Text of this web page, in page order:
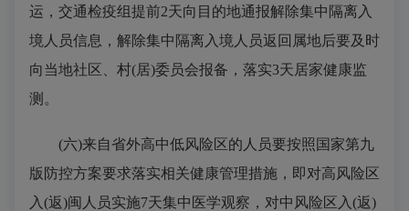
运，交通检疫组提前2天向目的地通报解除集中隔离入
境人员信息，解除集中隔离入境人员返回属地后要及时
向当地社区、村(居)委员会报备，落实3天居家健康监
测。
(六)来自省外高中低风险区的人员要按照国家第九
版防控方案要求落实相关健康管理措施，即对高风险区
入(返)闽人员实施7天集中医学观察，对中风险区入(返)